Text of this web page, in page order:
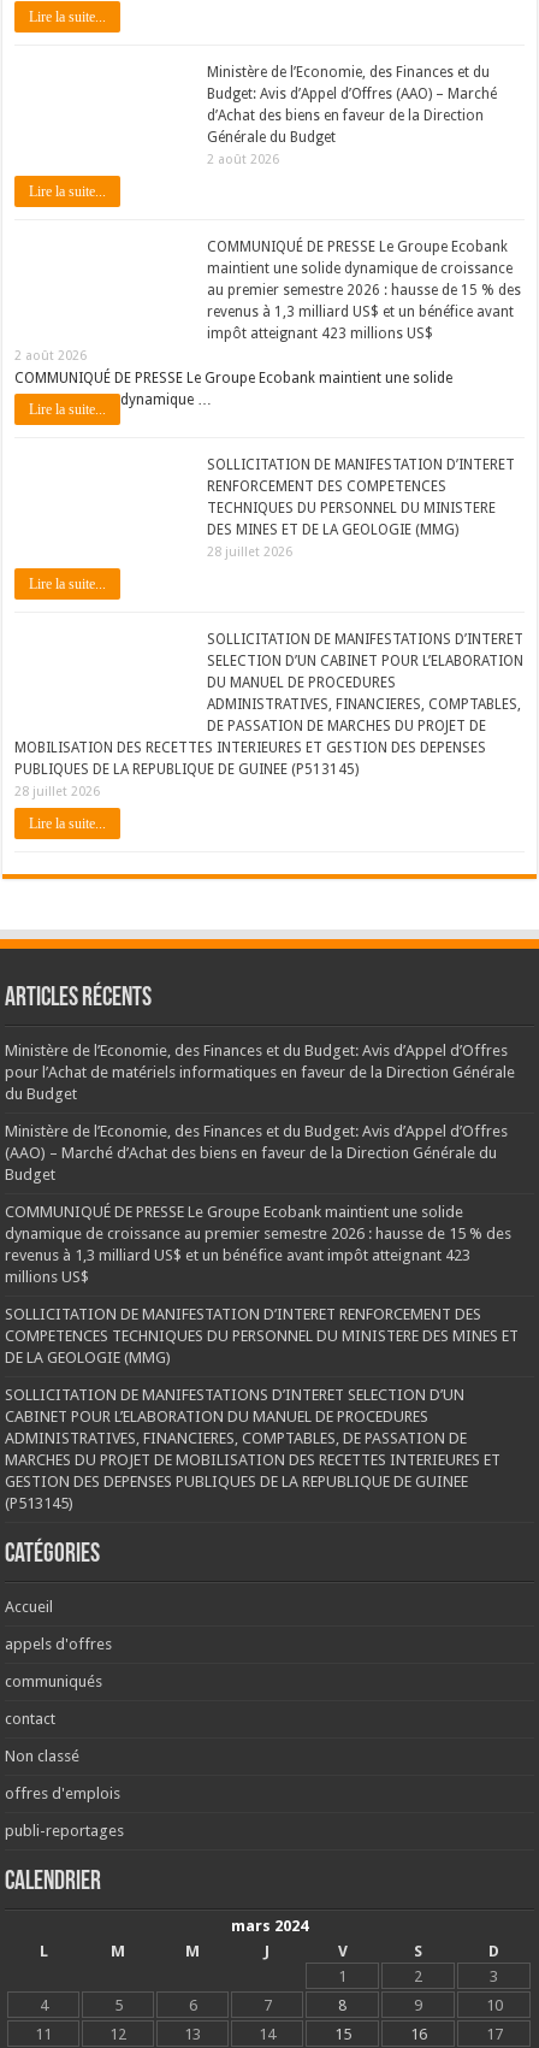
Lire la suite...
Ministère de l’Economie, des Finances et du
Budget: Avis d’Appel d’Offres (AAO) – Marché
d’Achat des biens en faveur de la Direction
Générale du Budget
2 août 2026
Lire la suite...
COMMUNIQUÉ DE PRESSE Le Groupe Ecobank
maintient une solide dynamique de croissance
au premier semestre 2026 : hausse de 15 % des
revenus à 1,3 milliard US$ et un bénéfice avant
impôt atteignant 423 millions US$
2 août 2026
COMMUNIQUÉ DE PRESSE Le Groupe Ecobank maintient une solide
dynamique …
Lire la suite...
SOLLICITATION DE MANIFESTATION D’INTERET
RENFORCEMENT DES COMPETENCES
TECHNIQUES DU PERSONNEL DU MINISTERE
DES MINES ET DE LA GEOLOGIE (MMG)
28 juillet 2026
Lire la suite...
SOLLICITATION DE MANIFESTATIONS D’INTERET
SELECTION D’UN CABINET POUR L’ELABORATION
DU MANUEL DE PROCEDURES
ADMINISTRATIVES, FINANCIERES, COMPTABLES,
DE PASSATION DE MARCHES DU PROJET DE
MOBILISATION DES RECETTES INTERIEURES ET GESTION DES DEPENSES
PUBLIQUES DE LA REPUBLIQUE DE GUINEE (P513145)
28 juillet 2026
Lire la suite...
Articles récents
Ministère de l’Economie, des Finances et du Budget: Avis d’Appel d’Offres
pour l’Achat de matériels informatiques en faveur de la Direction Générale
du Budget
Ministère de l’Economie, des Finances et du Budget: Avis d’Appel d’Offres
(AAO) – Marché d’Achat des biens en faveur de la Direction Générale du
Budget
COMMUNIQUÉ DE PRESSE Le Groupe Ecobank maintient une solide
dynamique de croissance au premier semestre 2026 : hausse de 15 % des
revenus à 1,3 milliard US$ et un bénéfice avant impôt atteignant 423
millions US$
SOLLICITATION DE MANIFESTATION D’INTERET RENFORCEMENT DES
COMPETENCES TECHNIQUES DU PERSONNEL DU MINISTERE DES MINES ET
DE LA GEOLOGIE (MMG)
SOLLICITATION DE MANIFESTATIONS D’INTERET SELECTION D’UN
CABINET POUR L’ELABORATION DU MANUEL DE PROCEDURES
ADMINISTRATIVES, FINANCIERES, COMPTABLES, DE PASSATION DE
MARCHES DU PROJET DE MOBILISATION DES RECETTES INTERIEURES ET
GESTION DES DEPENSES PUBLIQUES DE LA REPUBLIQUE DE GUINEE
(P513145)
Catégories
Accueil
appels d'offres
communiqués
contact
Non classé
offres d'emplois
publi-reportages
Calendrier
mars 2024
L
M M J V S
D
1
2
3
4
5 6 7 8 9
10
11
12 13 14 15 16 17